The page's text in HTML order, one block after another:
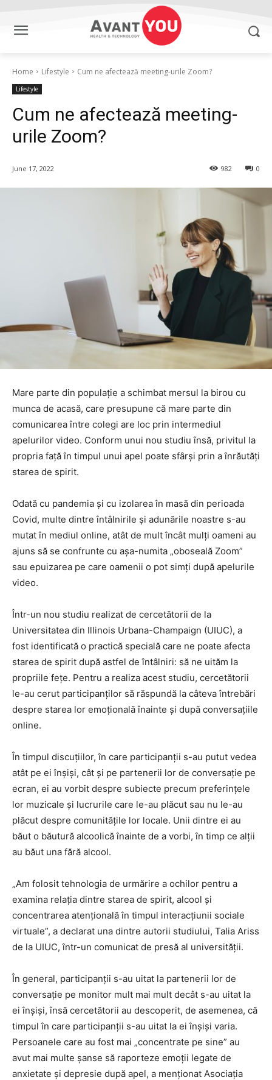
Home Lifestyle Cum ne afectează meeting-urile Zoom?
Lifestyle
Cum ne afectează meeting-
urile Zoom?
June 17, 2022 0
982
Mare parte din populație a schimbat mersul la birou cu
munca de acasă, care presupune că mare parte din
comunicarea între colegi are loc prin intermediul
apelurilor video. Conform unui nou studiu însă, privitul la
propria față în timpul unui apel poate sfârși prin a înrăutăți
starea de spirit.
Odată cu pandemia și cu izolarea în masă din perioada
Covid, multe dintre întâlnirile și adunările noastre s-au
mutat în mediul online, atât de mult încât mulți oameni au
ajuns să se confrunte cu așa-numita „oboseală Zoom”
sau epuizarea pe care oamenii o pot simți după apelurile
video.
Într-un nou studiu realizat de cercetătorii de la
Universitatea din Illinois Urbana-Champaign (UIUC), a
fost identificată o practică specială care ne poate afecta
starea de spirit după astfel de întâlniri: să ne uităm la
propriile fețe. Pentru a realiza acest studiu, cercetătorii
le-au cerut participanților să răspundă la câteva întrebări
despre starea lor emoțională înainte și după conversațiile
online.
În timpul discuțiilor, în care participanții s-au putut vedea
atât pe ei înșiși, cât și pe partenerii lor de conversație pe
ecran, ei au vorbit despre subiecte precum preferințele
lor muzicale și lucrurile care le-au plăcut sau nu le-au
plăcut despre comunitățile lor locale. Unii dintre ei au
băut o băutură alcoolică înainte de a vorbi, în timp ce alții
au băut una fără alcool.
„Am folosit tehnologia de urmărire a ochilor pentru a
examina relația dintre starea de spirit, alcool și
concentrarea atențională în timpul interacțiunii sociale
virtuale”, a declarat una dintre autorii studiului, Talia Ariss
de la UIUC, într-un comunicat de presă al universității.
În general, participanții s-au uitat la partenerii lor de
conversație pe monitor mult mai mult decât s-au uitat la
ei înșiși, însă cercetătorii au descoperit, de asemenea, că
timpul în care participanții s-au uitat la ei înșiși varia.
Persoanele care au fost mai „concentrate pe sine” au
avut mai multe șanse să raporteze emoții legate de
anxietate și depresie după apel, a menționat Asociația